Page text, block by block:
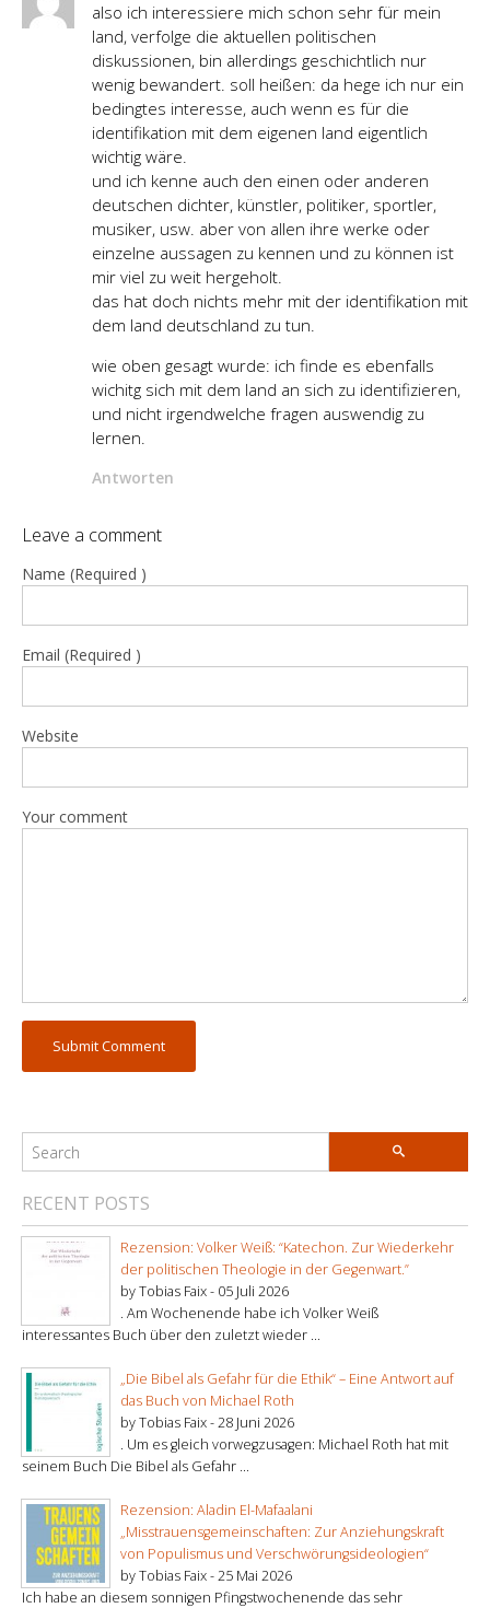
also ich interessiere mich schon sehr für mein
land, verfolge die aktuellen politischen
diskussionen, bin allerdings geschichtlich nur
wenig bewandert. soll heißen: da hege ich nur ein
bedingtes interesse, auch wenn es für die
identifikation mit dem eigenen land eigentlich
wichtig wäre.
und ich kenne auch den einen oder anderen
deutschen dichter, künstler, politiker, sportler,
musiker, usw. aber von allen ihre werke oder
einzelne aussagen zu kennen und zu können ist
mir viel zu weit hergeholt.
das hat doch nichts mehr mit der identifikation mit
dem land deutschland zu tun.
wie oben gesagt wurde: ich finde es ebenfalls
wichitg sich mit dem land an sich zu identifizieren,
und nicht irgendwelche fragen auswendig zu
lernen.
Antworten
Leave a comment
Name (Required )
Email (Required )
Website
Your comment
RECENT POSTS
Rezension: Volker Weiß: “Katechon. Zur Wiederkehr
der politischen Theologie in der Gegenwart.”
by Tobias Faix - 05 Juli 2026
. Am Wochenende habe ich Volker Weiß
interessantes Buch über den zuletzt wieder ...
„Die Bibel als Gefahr für die Ethik“ – Eine Antwort auf
das Buch von Michael Roth
by Tobias Faix -28 Juni 2026
. Um es gleich vorwegzusagen: Michael Roth hat mit
seinem Buch Die Bibel als Gefahr ...
Rezension: Aladin El-Mafaalani
„Misstrauensgemeinschaften: Zur Anziehungskraft
von Populismus und Verschwörungsideologien“
by Tobias Faix -25 Mai 2026
Ich habe an diesem sonnigen Pfingstwochenende das sehr